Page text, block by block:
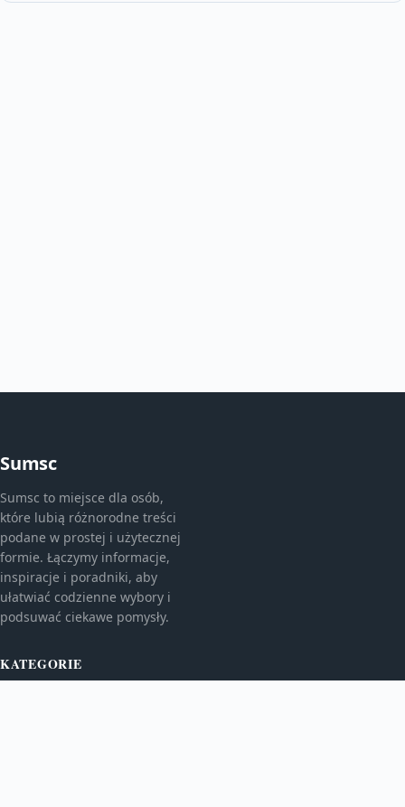
Sumsc
Sumsc to miejsce dla osób,
które lubią różnorodne treści
podane w prostej i użytecznej
formie. Łączymy informacje,
inspiracje i poradniki, aby
ułatwiać codzienne wybory i
podsuwać ciekawe pomysły.
KATEGORIE